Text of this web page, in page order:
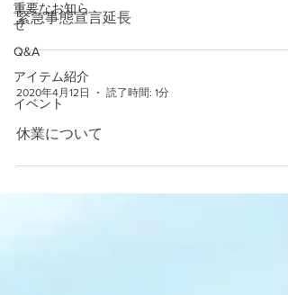
重要なお知ら
せ
Q&A
アイテム紹介
イベント
緊急事態宣言延長
2020年4月12日 読了時間: 1分
休業について